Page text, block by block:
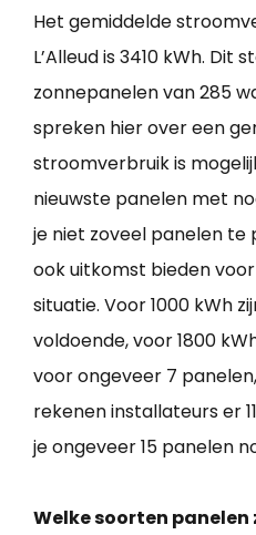
Het gemiddelde
L’Alleud is 3410 kWh. Dit
zonnepanelen van 285
spreken hier over een
stroomverbruik is
nieuwste panelen met
je niet zoveel panelen te
ook uitkomst bieden
situatie. Voor 1000 kWh
voldoende, voor 1800
voor ongeveer 7
rekenen installateurs er
je ongeveer 15 panelen
Welke soorten